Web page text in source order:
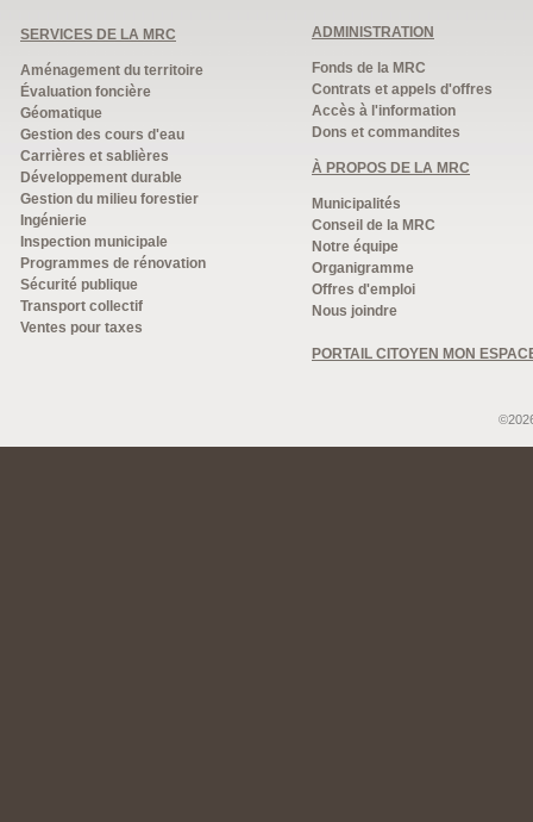
SERVICES DE LA MRC
Aménagement du territoire
Évaluation foncière
Géomatique
Gestion des cours d'eau
Carrières et sablières
Développement durable
Gestion du milieu forestier
Ingénierie
Inspection municipale
Programmes de rénovation
Sécurité publique
Transport collectif
Ventes pour taxes
ADMINISTRATION
Fonds de la MRC
Contrats et appels d'offres
Accès à l'information
Dons et commandites
À PROPOS DE LA MRC
Municipalités
Conseil de la MRC
Notre équipe
Organigramme
Offres d'emploi
Nous joindre
PORTAIL CITOYEN MON